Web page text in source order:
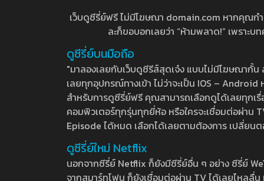
เว็บดูซีรี่ย์ฟรี ไม่มีโฆษณา domain.com หากคุณก
ละก็ขอบอกเลยว่า “ห้ามพลาด!” เพราะ
ดูซีรี่ย์บนมือถือ
"มาลองเลยกับเว็บดูซีรีส์สุดเจ๋ง แบบไม่มีโฆษณากั้
เลยทุกอุปกรณ์ทางเข้า ไม่ว่าจะเป็น IOS –
สำหรับการดูซีรี่ย์ฟรี คุณสามารถเลือกดูได้เลยทุกเ
คอมพิวเตอร์ทุกรุ่นทุกยี่ห้อ หรือใครจะเชื่อมต่อผ่าน
Episode ได้หมด เลือกได้เลยตามต้องการ เปลี่ยน
ดูซีรี่ย์ใหม่ Netflix
นอกจากซีรี่ย์ Netflix ก็ยังมีซีรี่ย์อื่น ๆ อย่าง ซีรี่ย์
จากสมาร์ทโฟน ก็ยังเชื่อมต่อผ่าน TV ได้เลยไหลลื่